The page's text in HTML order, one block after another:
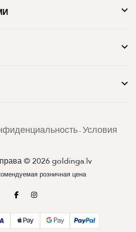
- Условия
© 2026 goldinga.lv
розничная цена